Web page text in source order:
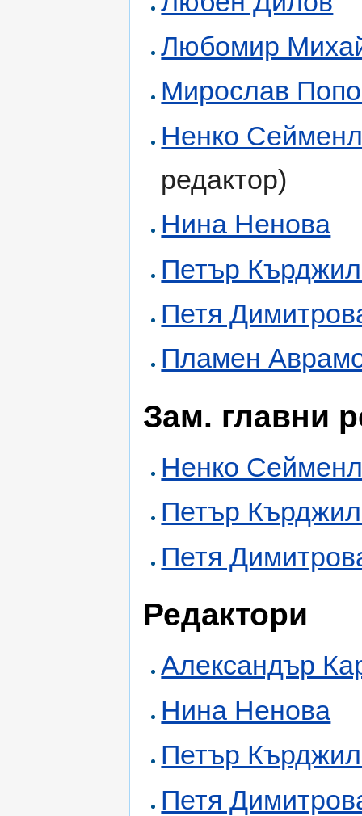
Любомир
Мирослав
Ненко
редактор)
Нина Ненова
Петър
Петя
Пламен
Зам. главни
Ненко
Петър
Петя
Редактори
Александър
Нина Ненова
Петър
Петя